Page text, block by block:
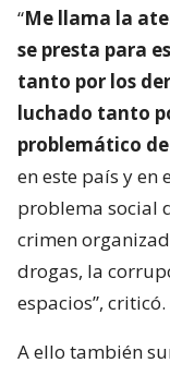
“Me llama la
se presta para
tanto por los
luchado tanto
problemático
en este país y en
problema social
crimen
drogas, la
espacios”, criticó.
A ello también